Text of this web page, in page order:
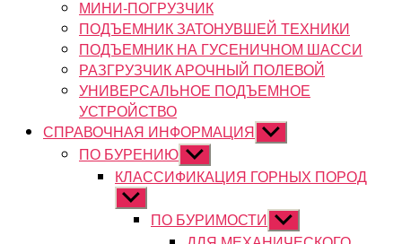
МИНИ-ПОГРУЗЧИК
ПОДЪЕМНИК ЗАТОНУВШЕЙ ТЕХНИКИ
ПОДЪЕМНИК НА ГУСЕНИЧНОМ ШАССИ
РАЗГРУЗЧИК АРОЧНЫЙ ПОЛЕВОЙ
УНИВЕРСАЛЬНОЕ ПОДЪЕМНОЕ
УСТРОЙСТВО
СПРАВОЧНАЯ ИНФОРМАЦИЯ Показывать
подменю
ПО БУРЕНИЮ Показывать
подменю
КЛАССИФИКАЦИЯ ГОРНЫХ ПОРОД
Показывать
подменюПО БУРИМОСТИ Показывать
подменю